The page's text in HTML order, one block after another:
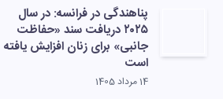
پناهندگی در فرانسه: در سال
۲۰۲۵ دریافت سند «حفاظت
جانبی» برای زنان افزایش یافته
است
14 مرداد 1405